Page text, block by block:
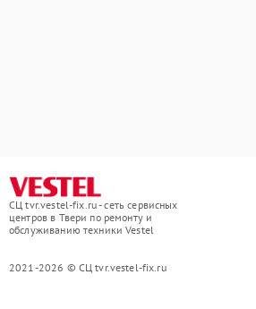
СЦ tvr.vestel-fix.ru - сеть сервисных
центров в Твери по ремонту и
обслуживанию техники Vestel
2021-2026 © СЦ tvr.vestel-fix.ru